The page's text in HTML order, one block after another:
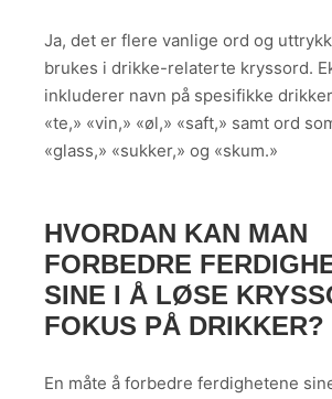
Ja, det er flere vanlige ord og
brukes i drikke-relaterte kryssord.
inkluderer navn på spesifikke
«te,» «vin,» «øl,» «saft,» samt ord
«glass,» «sukker,» og «skum.»
HVORDAN KAN MAN
FORBEDRE
SINE I Å LØSE
FOKUS PÅ DRIKKER?
En måte å forbedre ferdighetene